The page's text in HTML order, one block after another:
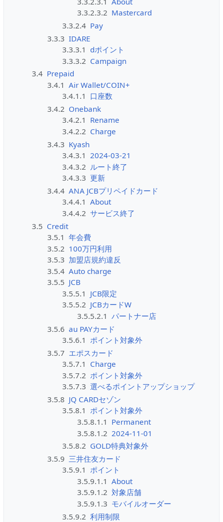
3.3.2.3.2 Mastercard
3.3.2.4 Pay
3.3.3 IDARE
3.3.3.1 dポイント
3.3.3.2 Campaign
3.4 Prepaid
3.4.1 Air Wallet/COIN+
3.4.1.1 口座数
3.4.2 Onebank
3.4.2.1 Rename
3.4.2.2 Charge
3.4.3 Kyash
3.4.3.1 2024-03-21
3.4.3.2 ルート終了
3.4.3.3 更新
3.4.4 ANA JCBプリペイドカード
3.4.4.1 About
3.4.4.2 サービス終了
3.5 Credit
3.5.1 年会費
3.5.2 100万円利用
3.5.3 加盟店規約違反
3.5.4 Auto charge
3.5.5 JCB
3.5.5.1 JCB限定
3.5.5.2 JCBカードW
3.5.5.2.1 パートナー店
3.5.6 au PAYカード
3.5.6.1 ポイント対象外
3.5.7 エポスカード
3.5.7.1 Charge
3.5.7.2 ポイント対象外
3.5.7.3 選べるポイントアップショップ
3.5.8 JQ CARDセゾン
3.5.8.1 ポイント対象外
3.5.8.1.1 Permanent
3.5.8.1.2 2024-11-01
3.5.8.2 GOLD特典対象外
3.5.9 三井住友カード
3.5.9.1 ポイント
3.5.9.1.1 About
3.5.9.1.2 対象店舗
3.5.9.1.3 モバイルオーダー
3.5.9.2 利用制限